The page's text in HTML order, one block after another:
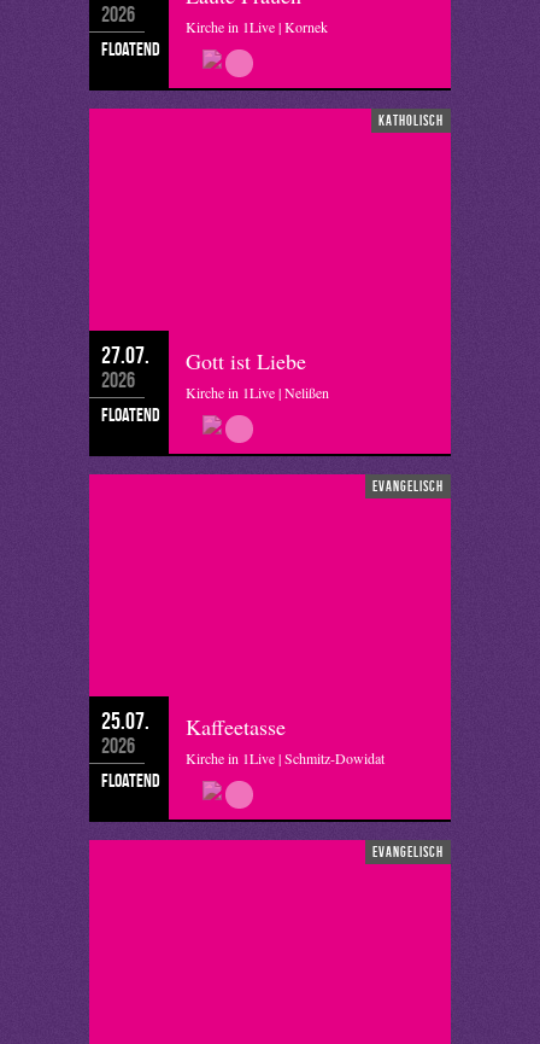
2026
floatend
Kirche in 1Live | Kornek
katholisch
27.07.
2026
floatend
Gott ist Liebe
Kirche in 1Live | Nelißen
evangelisch
25.07.
2026
floatend
Kaffeetasse
Kirche in 1Live | Schmitz-Dowidat
evangelisch